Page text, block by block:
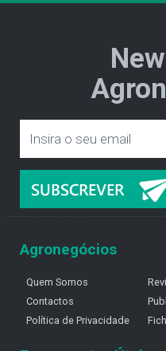
Agronegócios
Quem Somos
Contactos
Política de Privacidade